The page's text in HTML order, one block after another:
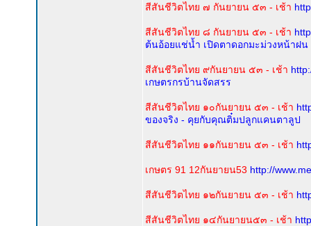
สีสันชีวิตไทย ๗ กันยายน ๕๓ - เช้า
สีสันชีวิตไทย ๘ กันยายน ๕๓ - เช้า
ต้นอ้อยแช่น้ำ เปิดตาดอกมะม่วงหน้าฝน
สีสันชีวิตไทย ๙กันยายน ๕๓ - เช้า
เกษตรกรบ้านจัดสรร
สีสันชีวิตไทย ๑๐กันยายน ๕๓ - เช้า
ของจริง - คุยกับคุณติ๋มปลูกแคนตาลูป
สีสันชีวิตไทย ๑๑กันยายน ๕๓ - เช้า
เกษตร 91 12กันยายน53 http://
สีสันชีวิตไทย ๑๒กันยายน ๕๓ - เช้า
สีสันชีวิตไทย ๑๔กันยายน๕๓ - เช้า